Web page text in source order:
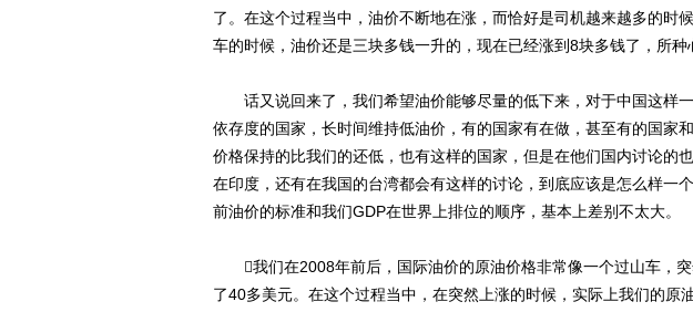
了。在这个过程当中，油价不断地在涨，而恰好是司机越来越多的时
车的时候，油价还是三块多钱一升的，现在已经涨到8块多钱了，所种
话又说回来了，我们希望油价能够尽量的低下来，对于中国这样
依存度的国家，长时间维持低油价，有的国家有在做，甚至有的国家
价格保持的比我们的还低，也有这样的国家，但是在他们国内讨论的
在印度，还有在我国的台湾都会有这样的讨论，到底应该是怎么样一
前油价的标准和我们GDP在世界上排位的顺序，基本上差别不太大。
我们在2008年前后，国际油价的原油价格非常像一个过山车，突
了40多美元。在这个过程当中，在突然上涨的时候，实际上我们的原